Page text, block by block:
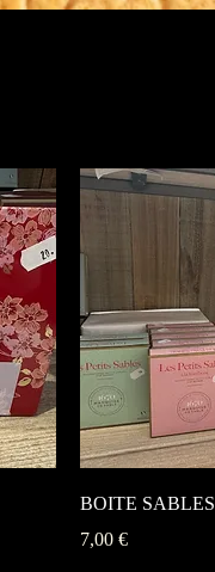
BOITE SABLES
Prix
7,00 €